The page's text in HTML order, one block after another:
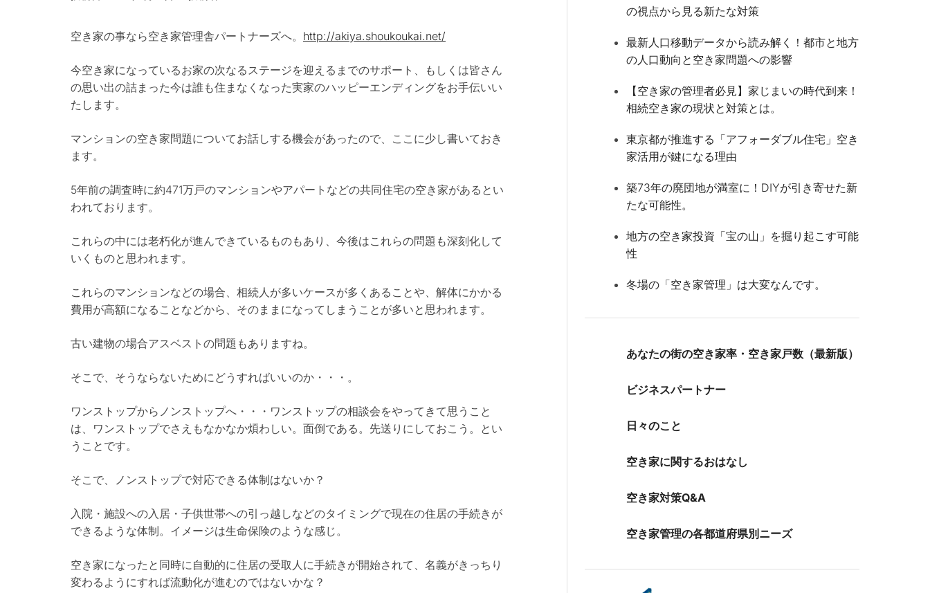
空き家の事なら空き家管理舎パートナーズへ。 http://akiya.shoukoukai.net/
今空き家になっているお家の次なるステージを迎えるまでのサポート、もしくは皆さん
の思い出の詰まった今は誰も住まなくなった実家のハッピーエンディングをお手伝いい
たします。
マンションの空き家問題についてお話しする機会があったので、ここに少し書いておき
ます。
5年前の調査時に約471万戸のマンションやアパートなどの共同住宅の空き家があるとい
われております。
これらの中には老朽化が進んできているものもあり、今後はこれらの問題も深刻化して
いくものと思われます。
これらのマンションなどの場合、相続人が多いケースが多くあることや、解体にかかる
費用が高額になることなどから、そのままになってしまうことが多いと思われます。
古い建物の場合アスベストの問題もありますね。
そこで、そうならないためにどうすればいいのか・・・。
ワンストップからノンストップへ・・・ワンストップの相談会をやってきて思うこと
は、ワンストップでさえもなかなか煩わしい。面倒である。先送りにしておこう。とい
うことです。
そこで、ノンストップで対応できる体制はないか？
入院・施設への入居・子供世帯への引っ越しなどのタイミングで現在の住居の手続きが
できるような体制。イメージは生命保険のような感じ。
空き家になったと同時に自動的に住居の受取人に手続きが開始されて、名義がきっちり
変わるようにすれば流動化が進むのではないかな？
の視点から見る新たな対策
最新人口移動データから読み解く！都市と地方
の人口動向と空き家問題への影響
【空き家の管理者必見】家じまいの時代到来！
相続空き家の現状と対策とは。
東京都が推進する「アフォーダブル住宅」空き
家活用が鍵になる理由
築73年の廃団地が満室に！DIYが引き寄せた新
たな可能性。
地方の空き家投資「宝の山」を掘り起こす可能
性
冬場の「空き家管理」は大変なんです。
あなたの街の空き家率・空き家戸数（最新版）
ビジネスパートナー
日々のこと
空き家に関するおはなし
空き家対策Q&A
空き家管理の各都道府県別ニーズ